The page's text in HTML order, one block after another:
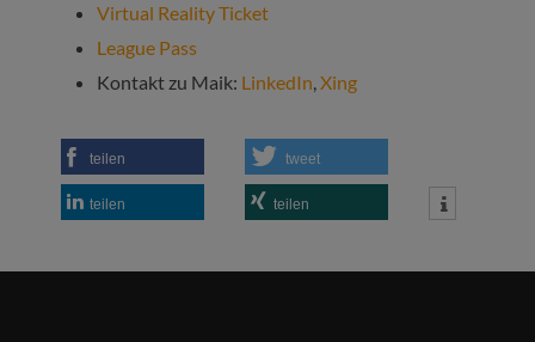
Virtual Reality Ticket
League Pass
Kontakt zu Maik: LinkedIn,Xing
teilen tweet
teilen teilen